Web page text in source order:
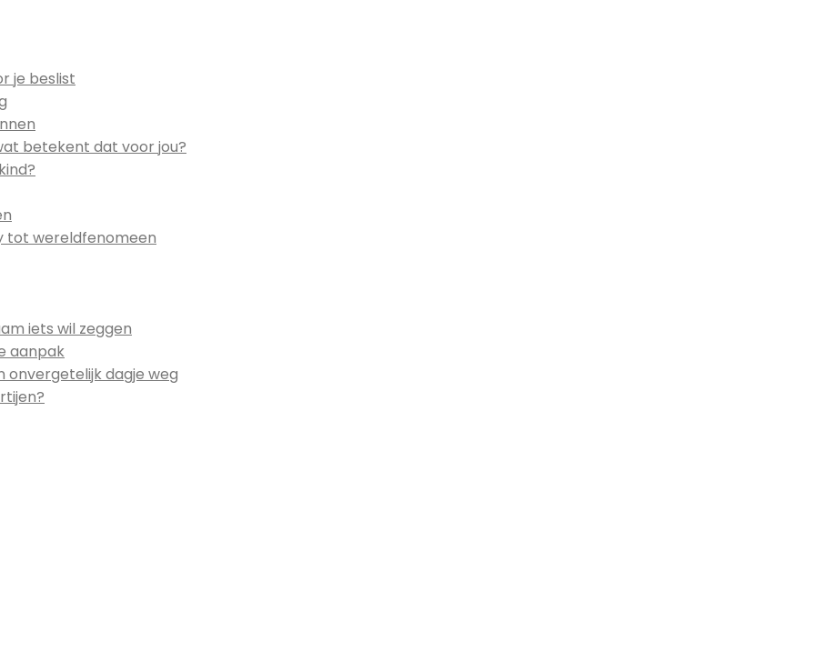
je beslist
betekent dat voor jou?
tot wereldfenomeen
iets wil zeggen
aanpak
onvergetelijk dagje weg